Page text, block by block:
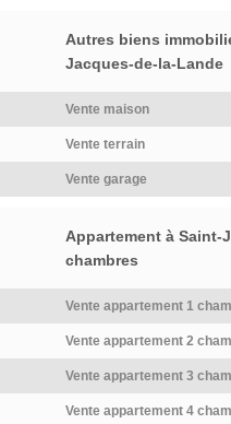
Autres biens
Jacques-de-la-Lande
Vente maison
Vente terrain
Vente garage
Appartement à Saint-
chambres
Vente appartement 1
Vente appartement 2
Vente appartement 3
Vente appartement 4